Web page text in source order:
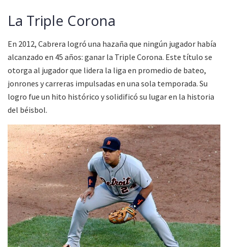
La Triple Corona
En 2012, Cabrera logró una hazaña que ningún jugador había
alcanzado en 45 años: ganar la Triple Corona. Este título se
otorga al jugador que lidera la liga en promedio de bateo,
jonrones y carreras impulsadas en una sola temporada. Su
logro fue un hito histórico y solidificó su lugar en la historia
del béisbol.